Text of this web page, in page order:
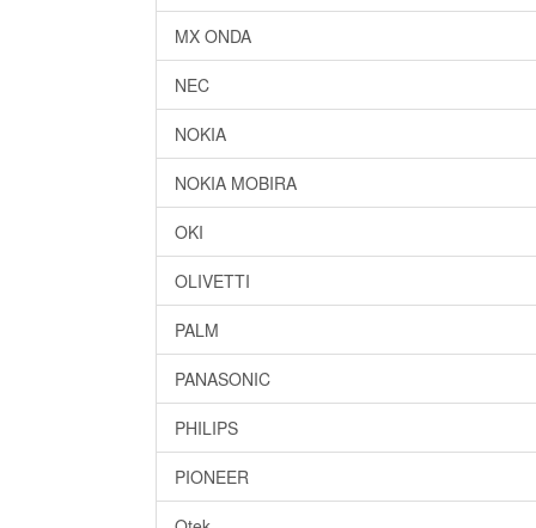
MX ONDA
NEC
NOKIA
NOKIA MOBIRA
OKI
OLIVETTI
PALM
PANASONIC
PHILIPS
PIONEER